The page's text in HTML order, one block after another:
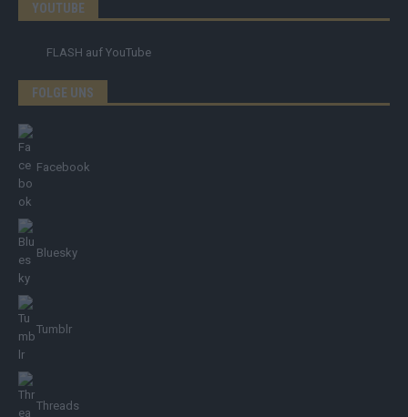
YOUTUBE
FLASH auf YouTube
FOLGE UNS
Facebook
Bluesky
Tumblr
Threads